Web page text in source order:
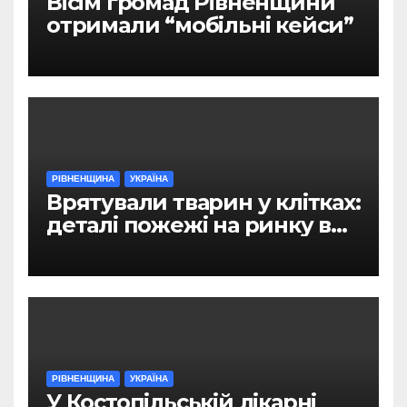
отримали “мобільні кейси”
РІВНЕНЩИНА УКРАЇНА
Врятували тварин у клітках:
деталі пожежі на ринку в
РІВНЕНЩИНА УКРАЇНА